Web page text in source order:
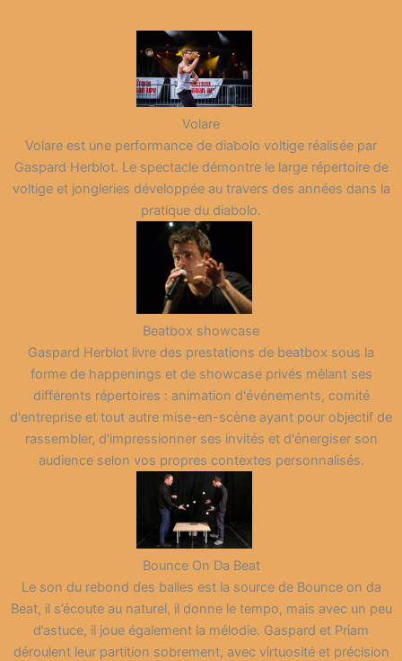
Volare
Volare est une performance de diabolo voltige réalisée par
Gaspard Herblot. Le spectacle démontre le large répertoire de
voltige et jongleries développée au travers des années dans la
pratique du diabolo.
Beatbox showcase
Gaspard Herblot livre des prestations de beatbox sous la
forme de happenings et de showcase privés mêlant ses
différents répertoires : animation d'événements, comité
d'entreprise et tout autre mise-en-scène ayant pour objectif de
rassembler, d'impressionner ses invités et d'énergiser son
audience selon vos propres contextes personnalisés.
Bounce On Da Beat
Le son du rebond des balles est la source de Bounce on da
Beat, il s’écoute au naturel, il donne le tempo, mais avec un peu
d’astuce, il joue également la mélodie. Gaspard et Priam
déroulent leur partition sobrement, avec virtuosité et précision